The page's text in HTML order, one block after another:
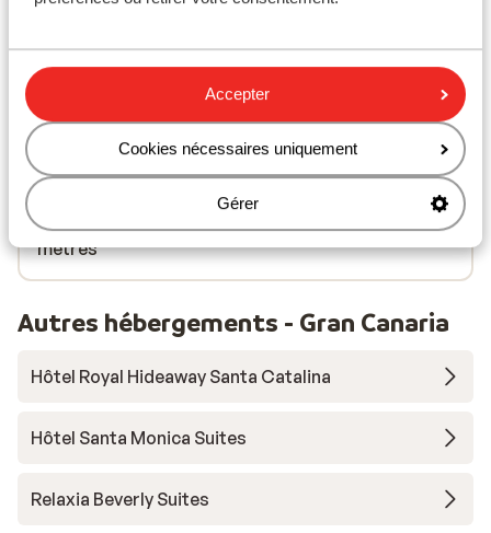
Accepter
Cookies nécessaires uniquement
Gérer
Distance jusqu'au distributeur d'argent environ 20
Distance aux magasins les plus proches environ
100 mètres
Distance à la supérette la plus proche environ 50
Distance au restaurant le plus proche environ 20
mètres
Autres hébergements - Gran Canaria
Hôtel Royal Hideaway Santa Catalina
Hôtel Santa Monica Suites
Relaxia Beverly Suites